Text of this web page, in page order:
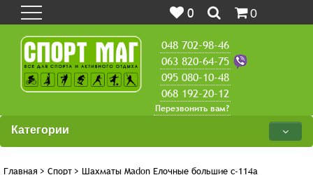
0 0
048 702-98-46
063 820-64-75
095 080-10-48
068 192-20-12
Перезвонить вам?
Категории
Главная > Спорт > Шахматы Madon Елочные большие с-114а